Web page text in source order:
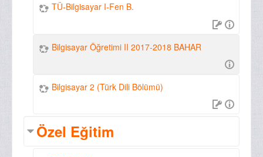
TÜ-Bilgisayar I-Fen B.
Bilgisayar Öğretimi II 2017-2018 BAHAR
Bilgisayar 2 (Türk Dili Bölümü)
Özel Eğitim